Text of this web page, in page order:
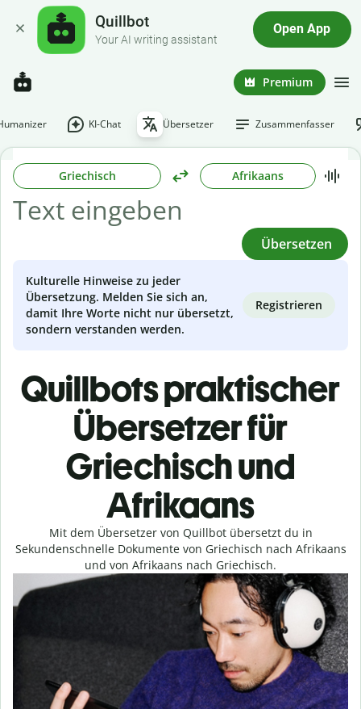
Quillbot
Your AI writing assistant
Open App
Premium
KI-Chat Übersetzer Zusammenfasser
Griechisch Afrikaans
Übersetzen
Kulturelle Hinweise zu jeder
Übersetzung. Melden Sie sich an,
damit Ihre Worte nicht nur übersetzt,
sondern verstanden werden.
Registrieren
Quillbots praktischer
Übersetzer für
Griechisch und
Afrikaans
Mit dem Übersetzer von Quillbot übersetzt du in
Sekundenschnelle Dokumente von Griechisch nach Afrikaans
und von Afrikaans nach Griechisch.